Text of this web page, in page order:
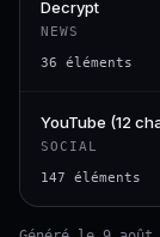
Decrypt
NEWS
36 éléments
YouTube (12
SOCIAL
147 éléments